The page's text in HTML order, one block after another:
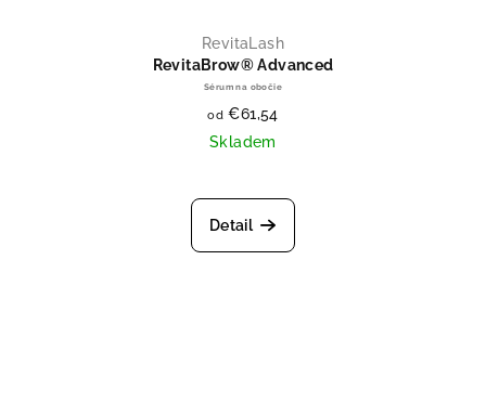
RevitaLash
RevitaBrow® Advanced
Sérum na obočie
od €61,54
Skladem
Detail